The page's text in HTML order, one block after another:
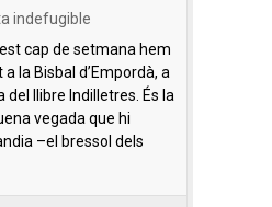
indefugible
cap de setmana hem
a la Bisbal d’Empordà, a
del llibre Indilletres. És la
vegada que hi
–el bressol dels